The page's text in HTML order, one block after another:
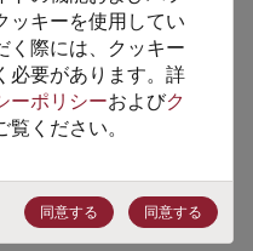
& Storage
& SRAM
SRAMs
ッキーを使用してい
く際には、クッキー
必要があります。詳
ーポリシーおよびク
覧ください。
同意する 同意する